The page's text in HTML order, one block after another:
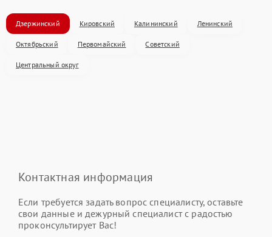
Дзержинский Кировский Калининский Ленинский
Октябрьский Первомайский Советский
Центральный округ
Контактная информация
Если требуется задать вопрос специалисту, оставьте
свои данные и дежурный специалист с радостью
проконсультирует Вас!